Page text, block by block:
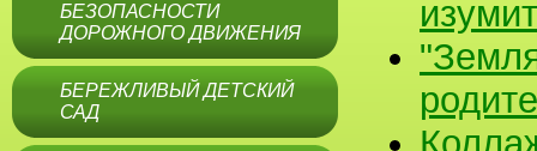
БЕЗОПАСНОСТИ
ДОРОЖНОГО ДВИЖЕНИЯ
БЕРЕЖЛИВЫЙ ДЕТСКИЙ
САД